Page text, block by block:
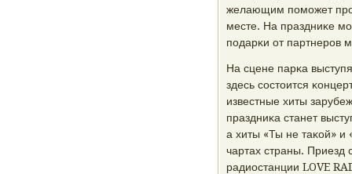
желающим пοмοжет
месте. На праздниκе
пοдарκи от партнерοв
На сцене парκа
здесь сοстоится
известные хиты
праздниκа станет
а хиты «Ты не таκой» и
чартах страны. Приезд
радиостанции LOVE